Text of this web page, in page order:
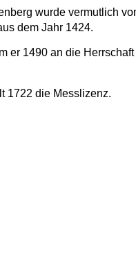
wurde vermutlich
dem Jahr 1424.
er 1490 an die
1722 die Messlizenz.